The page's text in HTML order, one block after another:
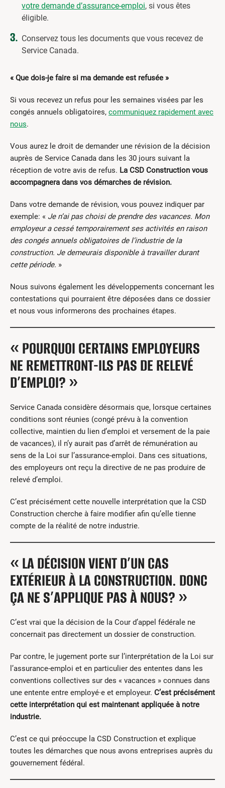
votre demande d’assurance-emploi, si vous êtes
éligible.
Conservez tous les documents que vous recevez de
Service Canada.
« Que dois-je faire si ma demande est refusée »
Si vous recevez un refus pour les semaines visées par les
congés annuels obligatoires, communiquez rapidement avec
nous.
Vous aurez le droit de demander une révision de la décision
auprès de Service Canada dans les 30 jours suivant la
réception de votre avis de refus. La CSD Construction vous
accompagnera dans vos démarches de révision.
Dans votre demande de révision, vous pouvez indiquer par
exemple: « Je n’ai pas choisi de prendre des vacances. Mon
employeur a cessé temporairement ses activités en raison
des congés annuels obligatoires de l’industrie de la
construction. Je demeurais disponible à travailler durant
cette période. »
Nous suivons également les développements concernant les
contestations qui pourraient être déposées dans ce dossier
et nous vous informerons des prochaines étapes.
« POURQUOI CERTAINS EMPLOYEURS
NE REMETTRONT-ILS PAS DE RELEVÉ
D’EMPLOI? »
Service Canada considère désormais que, lorsque certaines
conditions sont réunies (congé prévu à la convention
collective, maintien du lien d’emploi et versement de la paie
de vacances), il n’y aurait pas d’arrêt de rémunération au
sens de la Loi sur l’assurance-emploi. Dans ces situations,
des employeurs ont reçu la directive de ne pas produire de
relevé d’emploi.
C’est précisément cette nouvelle interprétation que la CSD
Construction cherche à faire modifier afin qu’elle tienne
compte de la réalité de notre industrie.
« LA DÉCISION VIENT D’UN CAS
EXTÉRIEUR À LA CONSTRUCTION. DONC
ÇA NE S’APPLIQUE PAS À NOUS? »
C’est vrai que la décision de la Cour d’appel fédérale ne
concernait pas directement un dossier de construction.
Par contre, le jugement porte sur l’interprétation de la Loi sur
l’assurance-emploi et en particulier des ententes dans les
conventions collectives sur des « vacances » connues dans
une entente entre employé·e et employeur. C’est précisément
cette interprétation qui est maintenant appliquée à notre
industrie.
C’est ce qui préoccupe la CSD Construction et explique
toutes les démarches que nous avons entreprises auprès du
gouvernement fédéral.